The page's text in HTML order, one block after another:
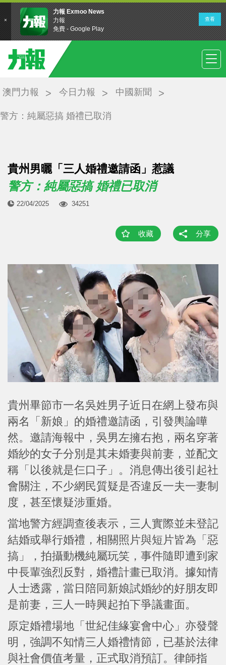
澳門力報 今日力報 中國新聞
警方：純屬惡搞 婚禮已取消
貴州男曬「三人婚禮邀請函」惹議
警方：純屬惡搞 婚禮已取消
22/04/2025 34251
收藏 分享
貴州畢節市一名吳姓男子近日在網上發布與
兩名「新娘」的婚禮邀請函，引發輿論嘩
然。邀請海報中，吳男左擁右抱，兩名穿著
婚紗的女子分別是其未婚妻與前妻，並配文
稱「以後就是仨口子」。消息傳出後引起社
會關注，不少網民質疑是否違反一夫一妻制
度，甚至懷疑涉重婚。
當地警方經調查後表示，三人實際並未登記
結婚或舉行婚禮，相關照片與短片皆為「惡
搞」，拍攝動機純屬玩笑，事件隨即遭到家
中長輩強烈反對，婚禮計畫已取消。據知情
人士透露，當日陪同新娘試婚紗的好朋友即
是前妻，三人一時興起拍下爭議畫面。
原定婚禮場地「世紀佳緣宴會中心」亦發聲
明，強調不知情三人婚禮情節，已基於法律
與社會價值考量，正式取消預訂。律師指